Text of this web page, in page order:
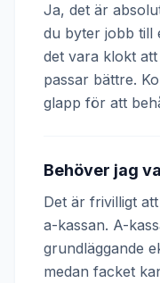
Ja, det är
du byter jobb till
det vara klokt
passar bättre.
glapp för att
Behöver jag
Det är frivilligt
a-kassan. A-
grundläggande
medan facket